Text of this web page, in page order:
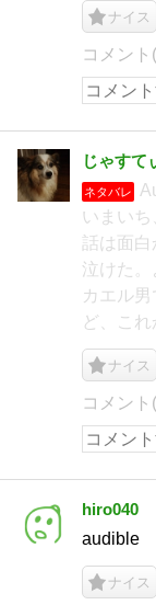
ナイス
コメント
じゃすて
ネタバレ
いまい
話は面
泣けた。
カエル
ど、これ
ナイス
コメント
hiro040
audible
ナイス